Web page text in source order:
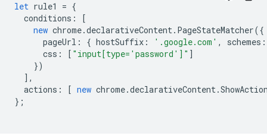
let rule1 = {
conditions :
[
new chrome.declarativeContent. PageStateMatcher({
pageUrl : { hostSuffix : '.google.com' , schemes :
css : [ "input[type='password']" ]
})
],
actions : [ new chrome.declarativeContent.
};